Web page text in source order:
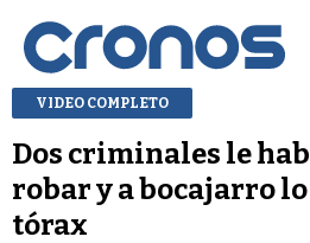
VIDEO COMPLETO
Dos criminales le
robar y a bocajarro
tórax